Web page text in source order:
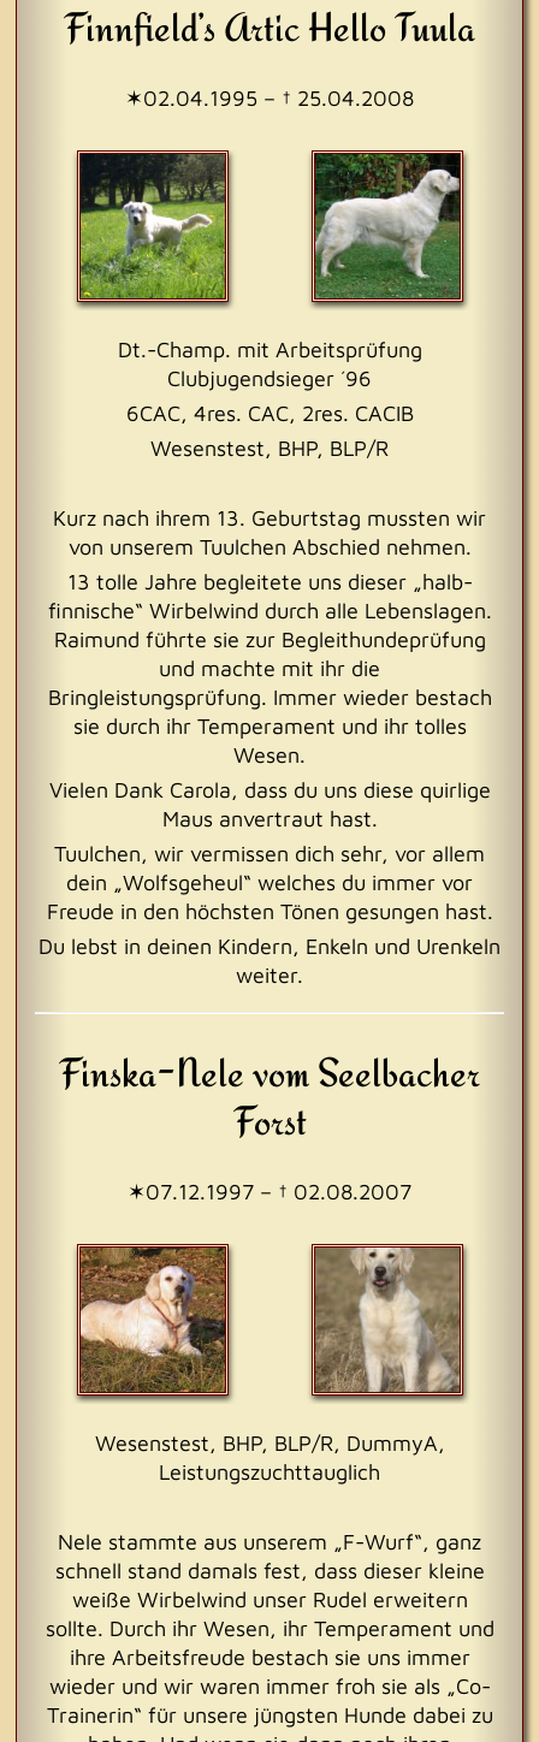
Finnfield’s Artic Hello Tuula
✶02.04.1995 – † 25.04.2008
Dt.-Champ. mit Arbeitsprüfung
Clubjugendsieger ´96
6CAC, 4res. CAC, 2res. CACIB
Wesenstest, BHP, BLP/R
Kurz nach ihrem 13. Geburtstag mussten wir
von unserem Tuulchen Abschied nehmen.
13 tolle Jahre begleitete uns dieser „halb-
finnische“ Wirbelwind durch alle Lebenslagen.
Raimund führte sie zur Begleithundeprüfung
und machte mit ihr die
Bringleistungsprüfung. Immer wieder bestach
sie durch ihr Temperament und ihr tolles
Wesen.
Vielen Dank Carola, dass du uns diese quirlige
Maus anvertraut hast.
Tuulchen, wir vermissen dich sehr, vor allem
dein „Wolfsgeheul“ welches du immer vor
Freude in den höchsten Tönen gesungen hast.
Du lebst in deinen Kindern, Enkeln und Urenkeln
weiter.
Finska-Nele vom Seelbacher
Forst
✶07.12.1997 – † 02.08.2007
Wesenstest, BHP, BLP/R, DummyA,
Leistungszuchttauglich
Nele stammte aus unserem „F-Wurf“, ganz
schnell stand damals fest, dass dieser kleine
weiße Wirbelwind unser Rudel erweitern
sollte. Durch ihr Wesen, ihr Temperament und
ihre Arbeitsfreude bestach sie uns immer
wieder und wir waren immer froh sie als „Co-
Trainerin“ für unsere jüngsten Hunde dabei zu